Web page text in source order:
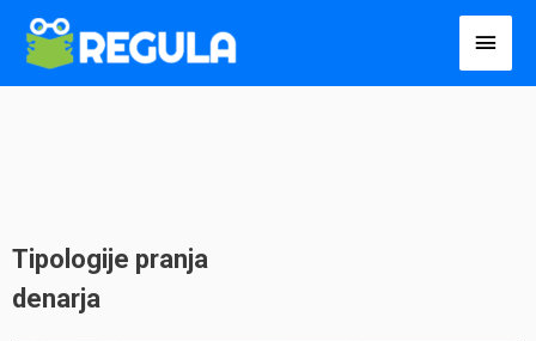
Пређи
Tipologije pranja
denarja